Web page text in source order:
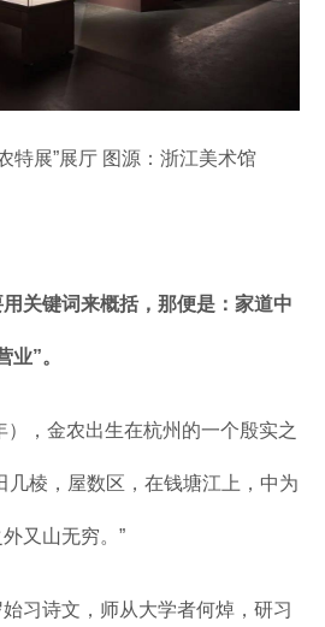
展”展厅 图源：浙江美术馆
关键词来概括，那便是：家道中
业”。
），金农出生在杭州的一个殷实之
几棱，屋数区，在钱塘江上，中为
又山无穷。”
习诗文，师从大学者何焯，研习